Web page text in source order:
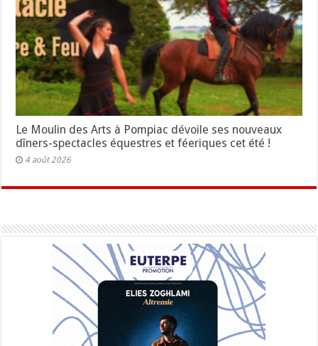
Le Moulin des Arts à Pompiac dévoile ses nouveaux
dîners-spectacles équestres et féeriques cet été !
4 août 2026